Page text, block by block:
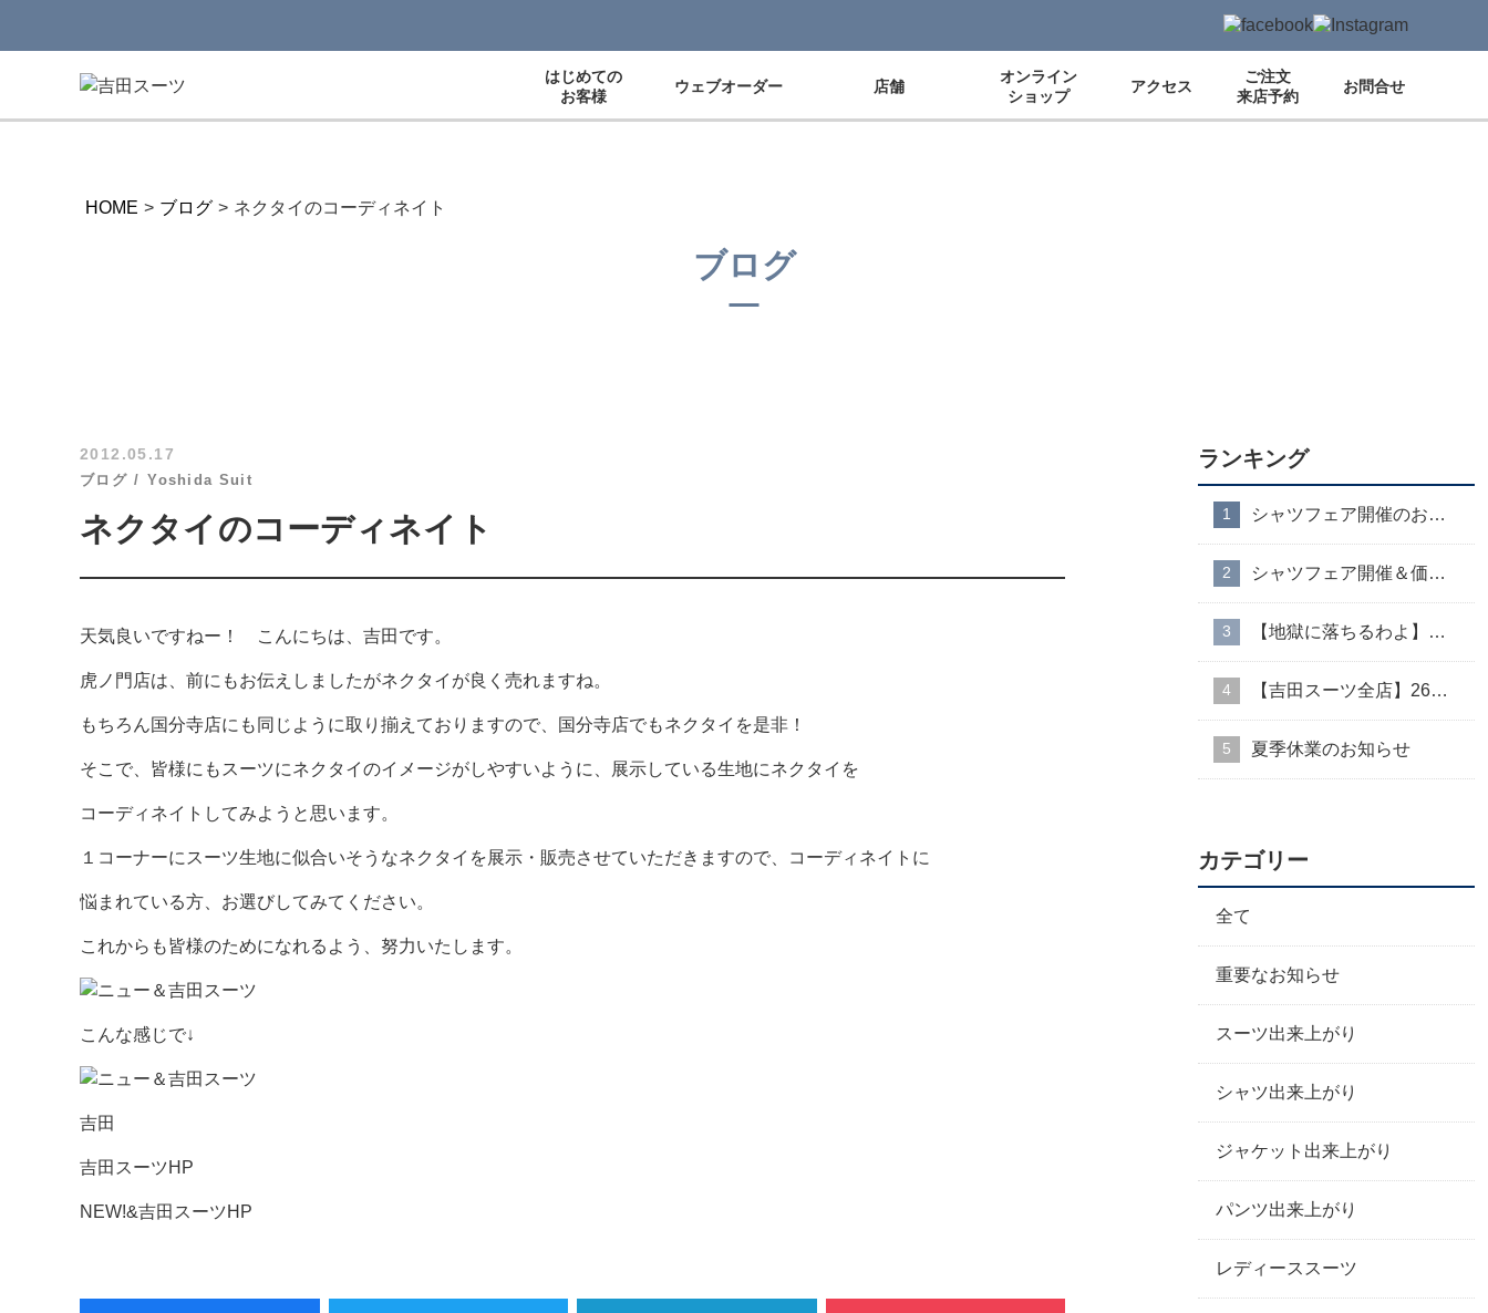
はじめての
お客様
ウェブオーダー 店舗
オンライン
ショップ
アクセス
ご注文
来店予約
お問合せ
HOME > ブログ > ネクタイのコーディネイト
ブログ
2012.05.17
ブログ Yoshida Suit
ネクタイのコーディネイト
天気良いですねー！ こんにちは、吉田です。
虎ノ門店は、前にもお伝えしましたがネクタイが良く売れますね。
もちろん国分寺店にも同じように取り揃えておりますので、国分寺店でもネクタイを是非！
そこで、皆様にもスーツにネクタイのイメージがしやすいように、展示している生地にネクタイを
コーディネイトしてみようと思います。
１コーナーにスーツ生地に似合いそうなネクタイを展示・販売させていただきますので、コーディネイトに
悩まれている方、お選びしてみてください。
これからも皆様のためになれるよう、努力いたします。
こんな感じで↓
吉田
吉田スーツHP
NEW!&吉田スーツHP
ランキング
シャツフェア開催のお知らせ
シャツフェア開催＆価格改定のお知らせ
【地獄に落ちるわよ】衣装協力のお知らせ
【吉田スーツ全店】26AW入荷生地速報②
夏季休業のお知らせ
カテゴリー
全て
重要なお知らせ
スーツ出来上がり
シャツ出来上がり
ジャケット出来上がり
パンツ出来上がり
レディーススーツ